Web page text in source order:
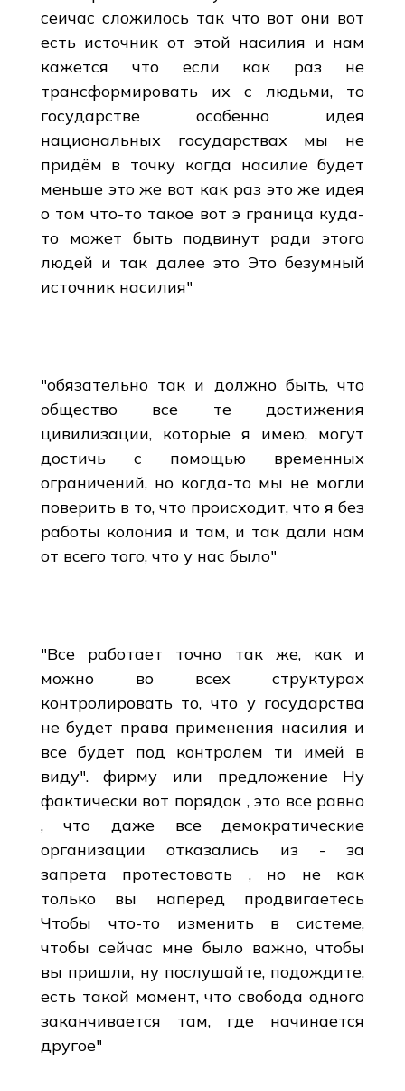
сеичас сложилось так что вот они вот
есть источник от этой насилия и нам
кажется что если как раз не
трансформировать их с людьми, то
государстве особенно идея
национальных государствах мы не
придём в точку когда насилие будет
меньше это же вот как раз это же идея
о том что-то такое вот э граница куда-
то может быть подвинут ради этого
людей и так далее это Это безумный
источник насилия"
"обязательно так и должно быть, что
общество все те достижения
цивилизации, которые я имею, могут
достичь с помощью временных
ограничений, но когда-то мы не могли
поверить в то, что происходит, что я без
работы колония и там, и так дали нам
от всего того, что у нас было"
"Все работает точно так же, как и
можно во всех структурах
контролировать то, что у государства
не будет права применения насилия и
все будет под контролем ти имей в
виду". фирму или предложение Ну
фактически вот порядок , это все равно
, что даже все демократические
организации отказались из - за
запрета протестовать , но не как
только вы наперед продвигаетесь
Чтобы что-то изменить в системе,
чтобы сейчас мне было важно, чтобы
вы пришли, ну послушайте, подождите,
есть такой момент, что свобода одного
заканчивается там, где начинается
другое"